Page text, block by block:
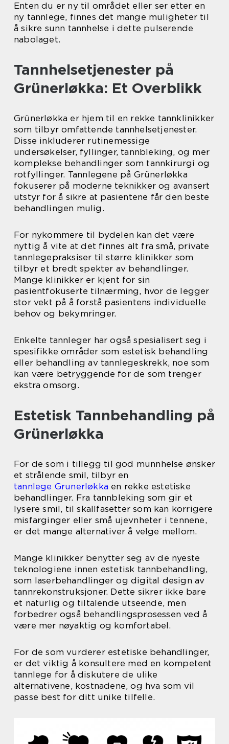
Enten du er ny til området eller ser etter en
ny tannlege, finnes det mange muligheter til
å sikre sunn tannhelse i dette pulserende
nabolaget.
Tannhelsetjenester på
Grünerløkka: Et Overblikk
Grünerløkka er hjem til en rekke tannklinikker
som tilbyr omfattende tannhelsetjenester.
Disse inkluderer rutinemessige
undersøkelser, fyllinger, tannbleking, og mer
komplekse behandlinger som tannkirurgi og
rotfyllinger. Tannlegene på Grünerløkka
fokuserer på moderne teknikker og avansert
utstyr for å sikre at pasientene får den beste
behandlingen mulig.
For nykommere til bydelen kan det være
nyttig å vite at det finnes alt fra små, private
tannlegepraksiser til større klinikker som
tilbyr et bredt spekter av behandlinger.
Mange klinikker er kjent for sin
pasientfokuserte tilnærming, hvor de legger
stor vekt på å forstå pasientens individuelle
behov og bekymringer.
Enkelte tannleger har også spesialisert seg i
spesifikke områder som estetisk behandling
eller behandling av tannlegeskrekk, noe som
kan være betryggende for de som trenger
ekstra omsorg.
Estetisk Tannbehandling på
Grünerløkka
For de som i tillegg til god munnhelse ønsker
et strålende smil, tilbyr en
tannlege Grunerløkka en rekke estetiske
behandlinger. Fra tannbleking som gir et
lysere smil, til skallfasetter som kan korrigere
misfarginger eller små ujevnheter i tennene,
er det mange alternativer å velge mellom.
Mange klinikker benytter seg av de nyeste
teknologiene innen estetisk tannbehandling,
som laserbehandlinger og digital design av
tannrekonstruksjoner. Dette sikrer ikke bare
et naturlig og tiltalende utseende, men
forbedrer også behandlingsprosessen ved å
være mer nøyaktig og komfortabel.
For de som vurderer estetiske behandlinger,
er det viktig å konsultere med en kompetent
tannlege for å diskutere de ulike
alternativene, kostnadene, og hva som vil
passe best for ditt unike tilfelle.